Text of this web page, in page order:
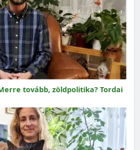
tovább, zöldpolitika? Tordai